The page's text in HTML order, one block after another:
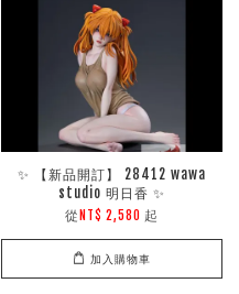
✨ 【新品開訂】 28412 wawa
studio 明日香 ✨
從 NT$ 2,580 起
加入購物車